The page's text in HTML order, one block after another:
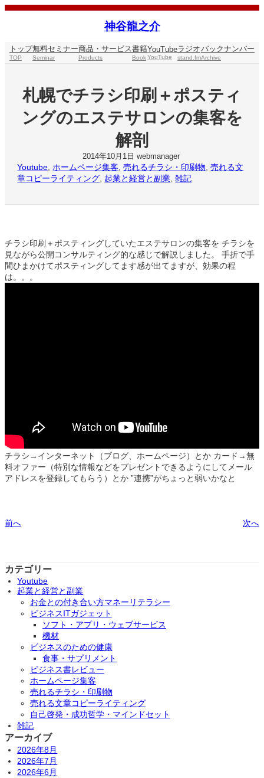
内
キ
神谷龍之介
トップ
TOP
無料セミナー
Seminar
商品・サービス
Products
書籍
Book
YouTube
YouTube
ラジオ
stand.fm
バックナンバー
Archive
札幌でチラシ印刷＋ポスティ
ングのエステサロンの集客を
解剖
2014年10月1日 webmanager
Youtube ホームページ集客 , 売れるチラシ・印刷物 , 売れる文
章コピーライティング 起業と経営と副業 , 雑記
チラシ印刷＋ポスティングしていたエステサロンの集客を チラシを
見ながら公開コンサルティング的な感じで解説しました。 手折で手
間ひまかけてポスティングしてます感が出てますが、効果の程
は。。。
チラシ→インターネット（ブログ、ホームページ）とか カード→無
料オファー（特別な情報などをプレゼントできるようにしてメール
アドレスを登録してもらう）とか ”連携”がちょっと弱いかなと
前へ 次へ
カテゴリー
Youtube
起業と経営と副業
お金との付き合い方マネーリテラシー
ビジネスITガジェット
ソフト・アプリ・ウェブサービス
機材
ビジネスのための健康
食事・サプリメント
ビジネス書レビュー
ホームページ集客
売れるチラシ・印刷物
売れる文章コピーライティング
自己啓発・成功哲学・マインドセット
雑記
アーカイブ
2026年8月
2026年7月
2026年6月